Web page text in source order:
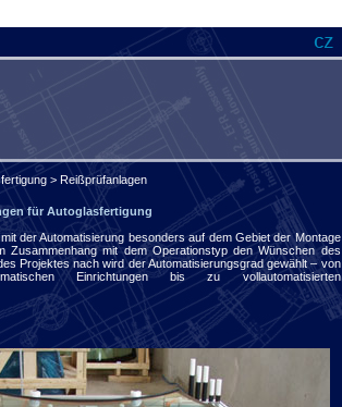
> Reißprüfanlagen
für Autoglasfertigung
der Automatisierung besonders auf dem Gebiet der Montage
Zusammenhang mit dem Operationstyp den Wünschen des
Projektes nach wird der Automatisierungsgrad gewählt – von
Einrichtungen bis zu vollautomatisierten